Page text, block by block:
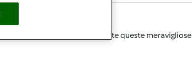
sto impazzendo con tutte queste meravigliose